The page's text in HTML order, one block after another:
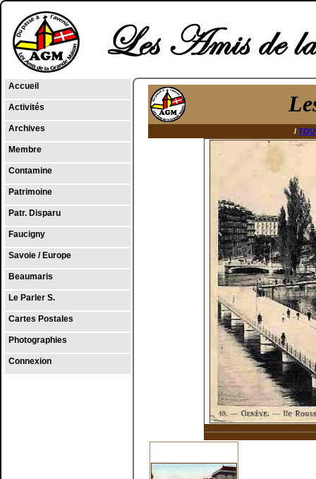
Accueil
Activités
Archives
Membre
Contamine
Patrimoine
Patr. Disparu
Faucigny
Savoie / Europe
Beaumaris
Le Parler S.
Cartes Postales
Photographies
Connexion
/